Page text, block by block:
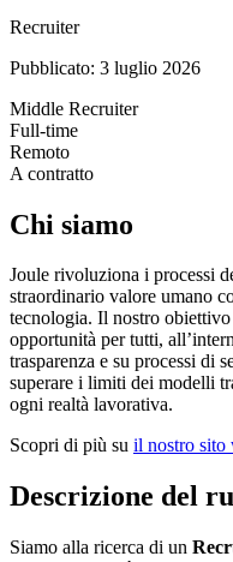
Recruiter
Pubblicato: 3 luglio 2026
Middle Recruiter
Full-time
Remoto
A contratto
Chi siamo
Joule rivoluziona i processi
straordinario valore umano
tecnologia. Il nostro
opportunità per tutti,
trasparenza e su processi di
superare i limiti dei modelli
ogni realtà lavorativa.
Scopri di più su il nostro sito
Descrizione del
Siamo alla ricerca di un